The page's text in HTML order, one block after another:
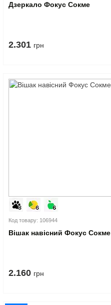
Дзеркало Фокус Сокме
2.301 грн
Код товару: 106944
Вішак навісний Фокус Сокме
2.160 грн